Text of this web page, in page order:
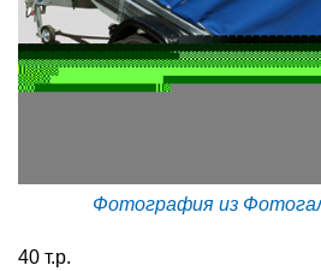
Фотография из
40 т.р.